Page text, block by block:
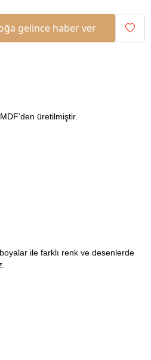
gelince haber ver
üretilmiştir.
ile farklı renk ve desenlerde